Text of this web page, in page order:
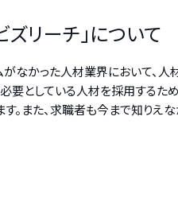
リーチ」について
なかった人材業界において、
要としている人材を採用する
。また、求職者も今まで知り